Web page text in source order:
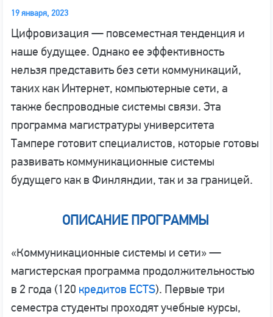
19 января, 2023
Цифровизация — повсеместная тенденция и
наше будущее. Однако ее эффективность
нельзя представить без сети коммуникаций,
таких как Интернет, компьютерные сети, а
также беспроводные системы связи. Эта
программа магистратуры университета
Тампере готовит специалистов, которые готовы
развивать коммуникационные системы
будущего как в Финляндии, так и за границей.
ОПИСАНИЕ ПРОГРАММЫ
«Коммуникационные системы и сети» —
магистерская программа продолжительностью
в 2 года (120 кредитов ECTS). Первые три
семестра студенты проходят учебные курсы,